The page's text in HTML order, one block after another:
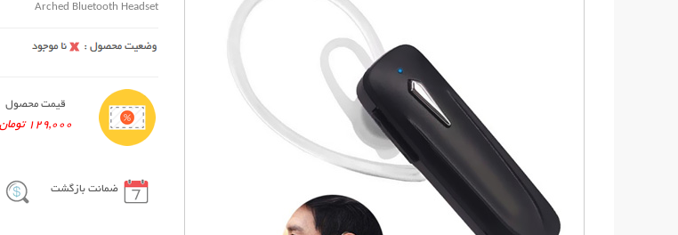
Arched Bluetooth Headset
قیمت محصول
129,000 تومان
ضمانت بازگشت